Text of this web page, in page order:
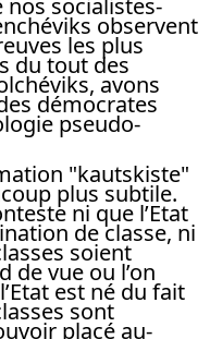
nos socialistes-
observent
les plus
du tout des
avons
démocrates
pseudo-
"kautskiste"
plus subtile.
ni que l’Etat
de classe, ni
soient
de vue ou l’on
est né du fait
sont
placé au-